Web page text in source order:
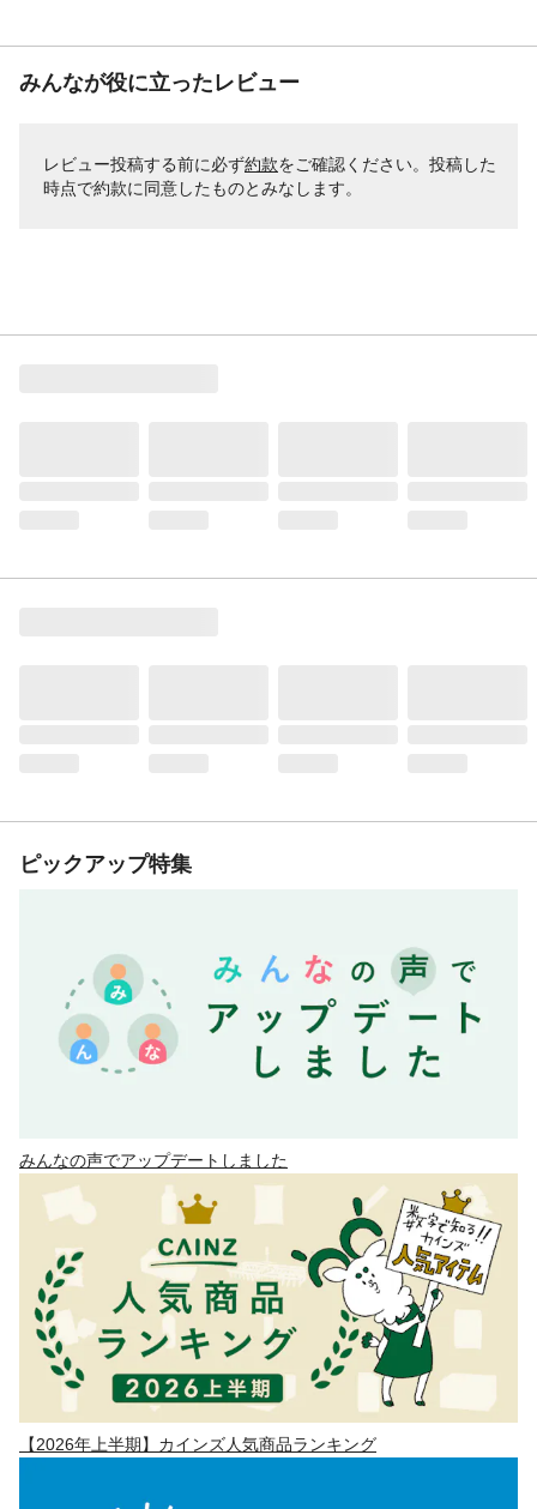
みんなが役に立ったレビュー
レビュー投稿する前に必ず約款をご確認ください。投稿した
時点で約款に同意したものとみなします。
ピックアップ特集
みんなの声でアップデートしました
【2026年上半期】カインズ人気商品ランキング